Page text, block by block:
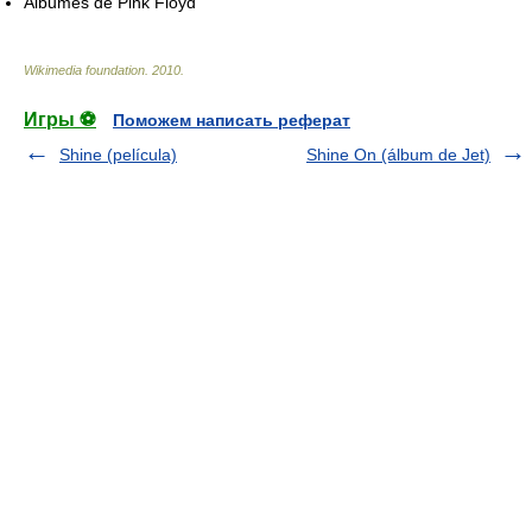
Wikimedia foundation 2010
Игры ⚽
Поможем написать реферат
Shine (película)
Shine On (álbum de Jet)